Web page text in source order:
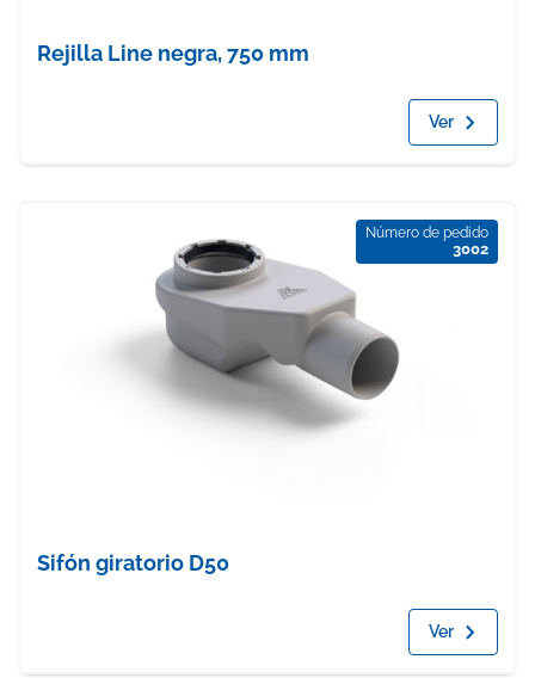
Rejilla Line negra, 750 mm
Ver
Número de pedido
3002
Sifón giratorio D50
Ver